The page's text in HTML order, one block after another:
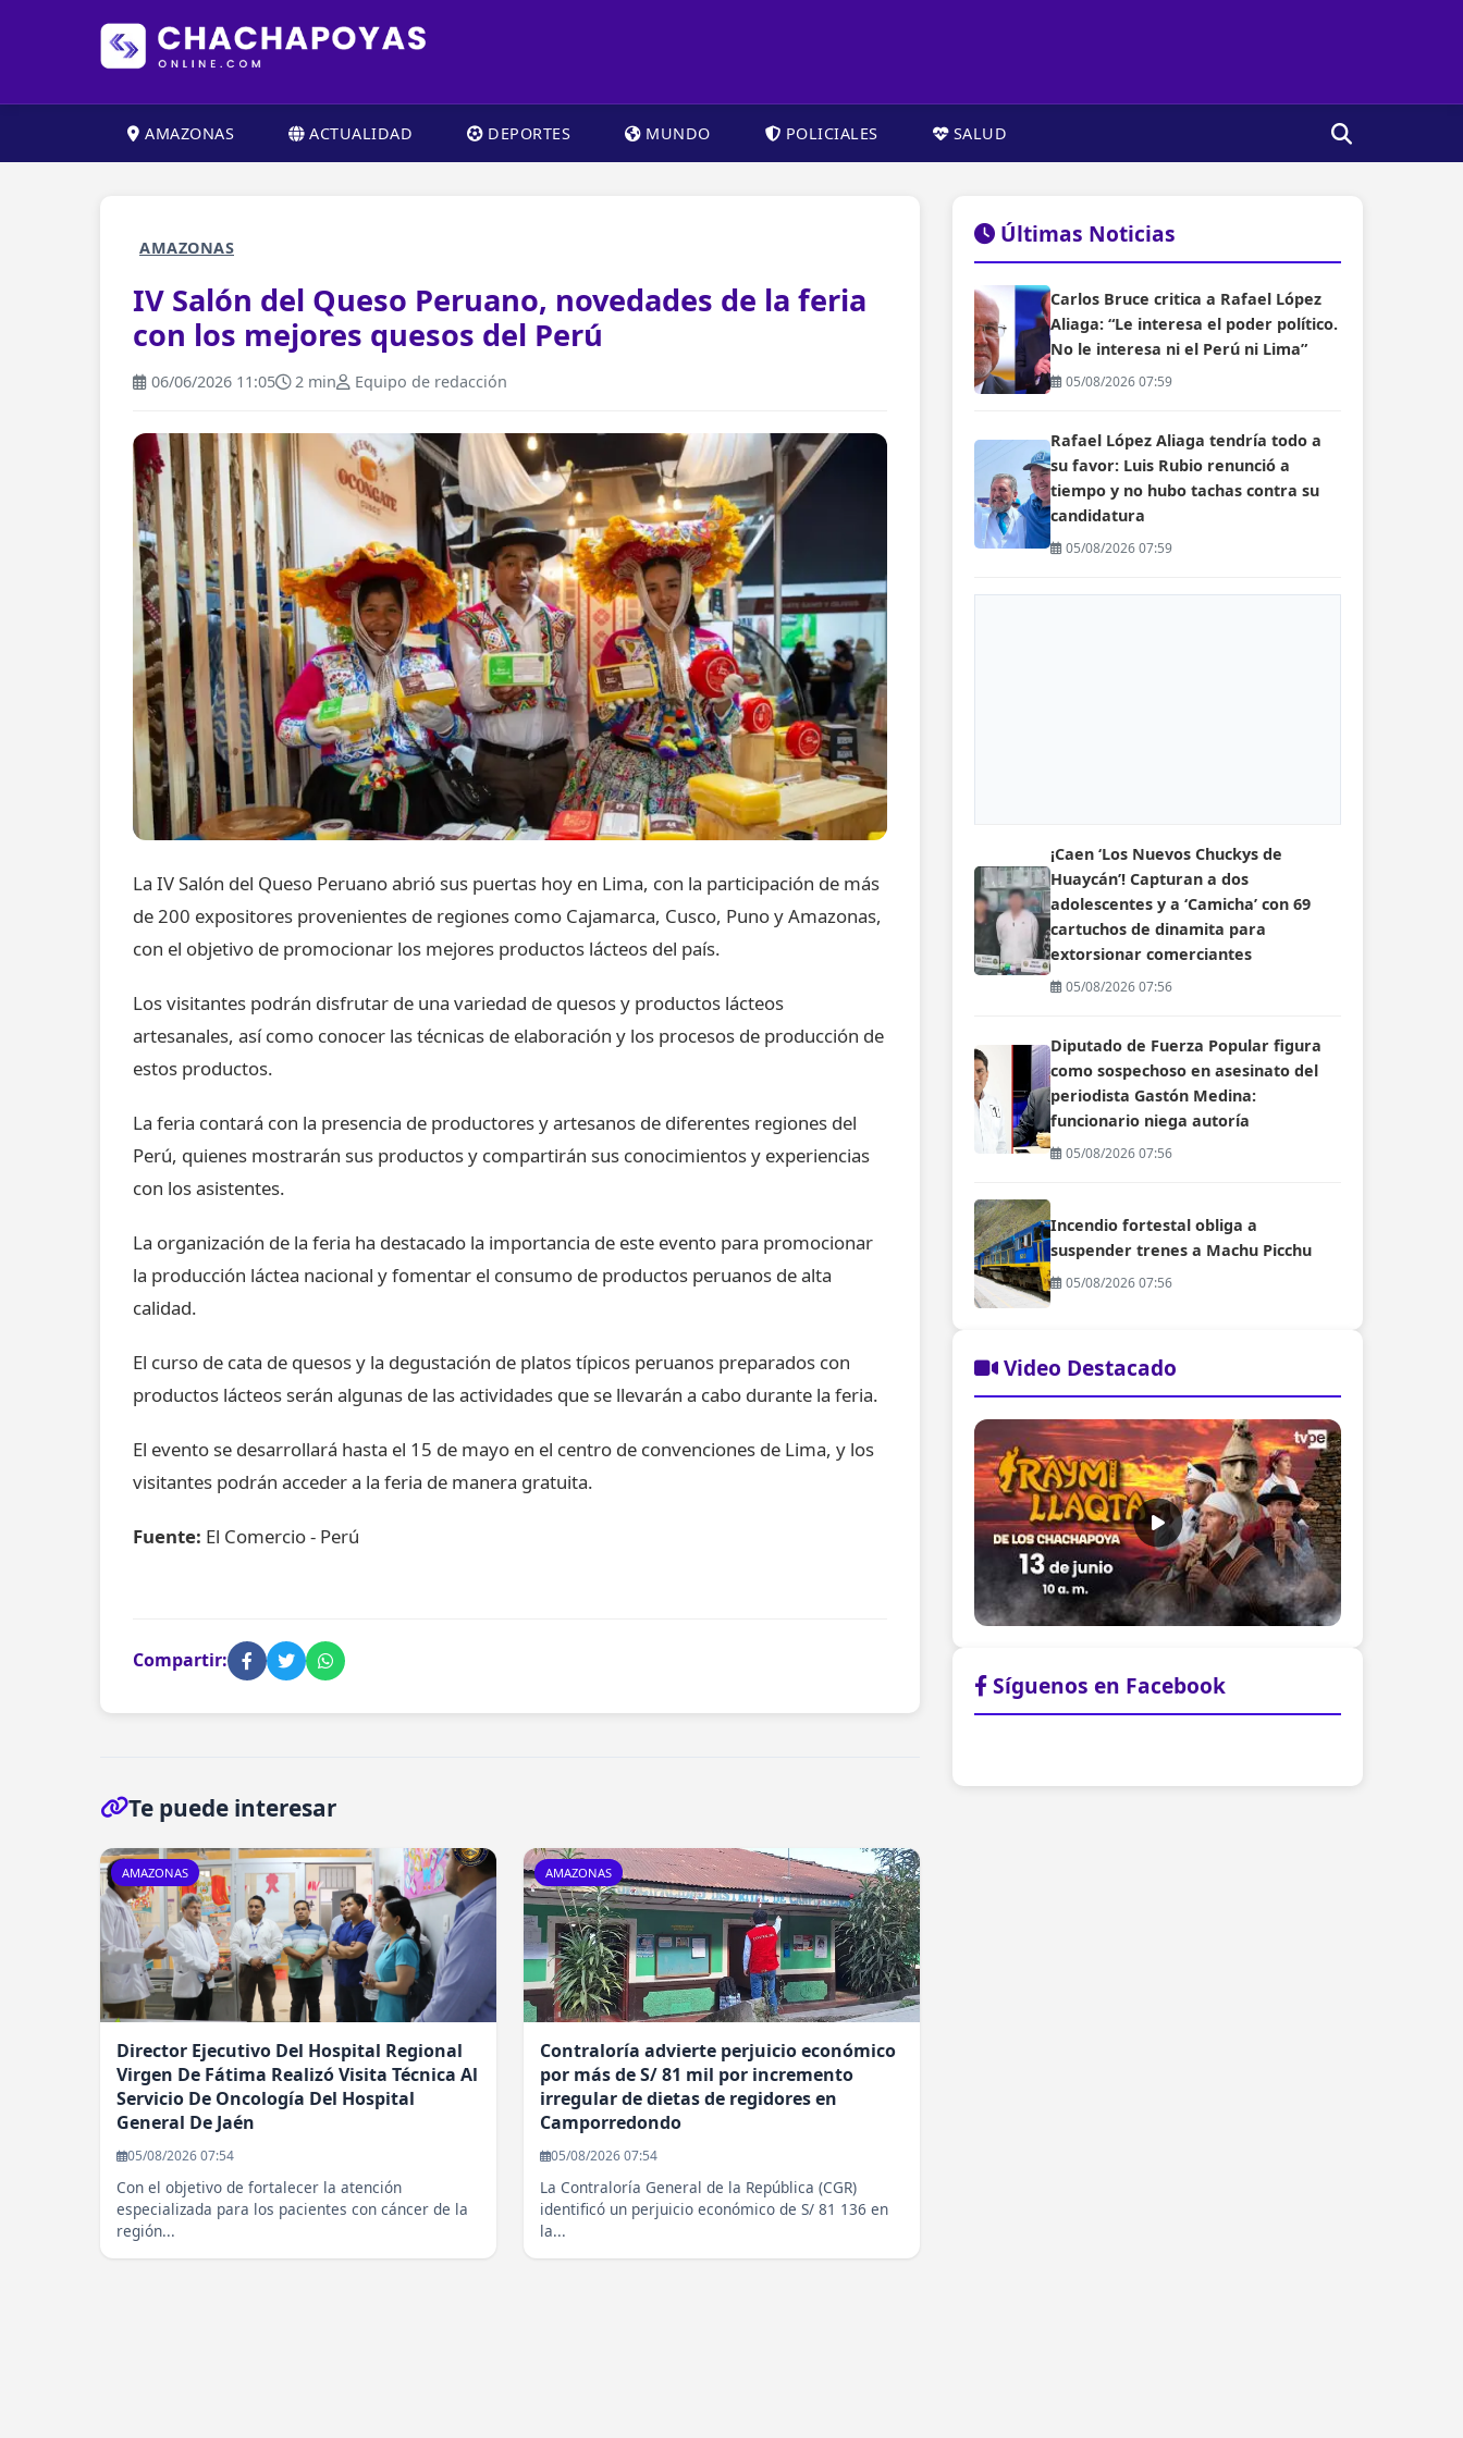
AMAZONAS ACTUALIDAD DEPORTES MUNDO POLICIALES SALUD
AMAZONAS
IV Salón del Queso Peruano, novedades de la feria
con los mejores quesos del Perú
06/06/2026 11:05 2 min Equipo de redacción
La IV Salón del Queso Peruano abrió sus puertas hoy en Lima, con la participación de más
de 200 expositores provenientes de regiones como Cajamarca, Cusco, Puno y Amazonas,
con el objetivo de promocionar los mejores productos lácteos del país.
Los visitantes podrán disfrutar de una variedad de quesos y productos lácteos
artesanales, así como conocer las técnicas de elaboración y los procesos de producción de
estos productos.
La feria contará con la presencia de productores y artesanos de diferentes regiones del
Perú, quienes mostrarán sus productos y compartirán sus conocimientos y experiencias
con los asistentes.
La organización de la feria ha destacado la importancia de este evento para promocionar
la producción láctea nacional y fomentar el consumo de productos peruanos de alta
calidad.
El curso de cata de quesos y la degustación de platos típicos peruanos preparados con
productos lácteos serán algunas de las actividades que se llevarán a cabo durante la feria.
El evento se desarrollará hasta el 15 de mayo en el centro de convenciones de Lima, y los
visitantes podrán acceder a la feria de manera gratuita.
Fuente: El Comercio - Perú
Compartir:
Te puede interesar
AMAZONAS
Director Ejecutivo Del Hospital Regional
Virgen De Fátima Realizó Visita Técnica Al
Servicio De Oncología Del Hospital
General De Jaén
05/08/2026 07:54
Con el objetivo de fortalecer la atención
especializada para los pacientes con cáncer de la
región...
AMAZONAS
Contraloría advierte perjuicio económico
por más de S/ 81 mil por incremento
irregular de dietas de regidores en
Camporredondo
05/08/2026 07:54
La Contraloría General de la República (CGR)
identificó un perjuicio económico de S/ 81 136 en
la...
Últimas Noticias
Carlos Bruce critica a Rafael López
Aliaga: “Le interesa el poder político.
No le interesa ni el Perú ni Lima”
05/08/2026 07:59
Rafael López Aliaga tendría todo a
su favor: Luis Rubio renunció a
tiempo y no hubo tachas contra su
candidatura
05/08/2026 07:59
¡Caen ‘Los Nuevos Chuckys de
Huaycán’! Capturan a dos
adolescentes y a ‘Camicha’ con 69
cartuchos de dinamita para
extorsionar comerciantes
05/08/2026 07:56
Diputado de Fuerza Popular figura
como sospechoso en asesinato del
periodista Gastón Medina:
funcionario niega autoría
05/08/2026 07:56
Incendio fortestal obliga a
suspender trenes a Machu Picchu
05/08/2026 07:56
Video Destacado
Síguenos en Facebook